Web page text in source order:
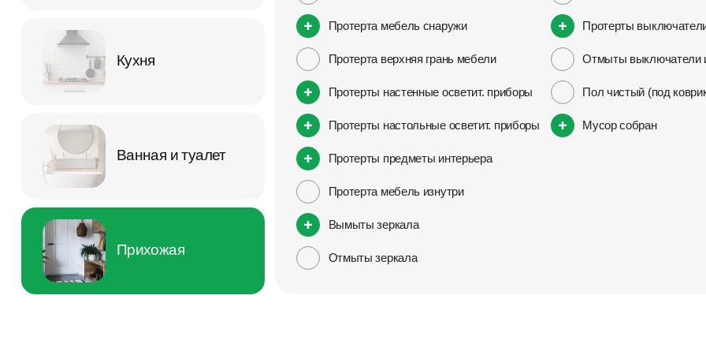
Протерта мебель снаружи
Протерта верхняя грань мебели
Протерты настенные осветит. приборы
Протерты настольные осветит. приборы
Протерты предметы интерьера
Протерта мебель изнутри
Вымыты зеркала
Отмыты зеркала
Протерты
Отмыты выключатели
Пол чистый (под
Мусор собран
Кухня
Ванная и туалет
Прихожая